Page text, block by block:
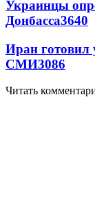
Украинцы
Донбасса3640
Иран готовил
СМИ3086
Читать